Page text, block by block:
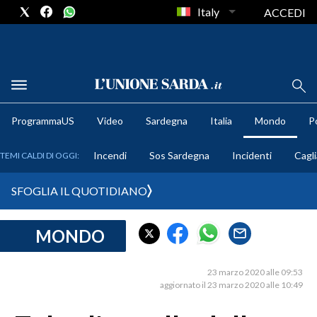
METEO
CRONACA SARDEGNA
Italy ACCEDI
ProgrammaUS Video Sardegna Italia Mondo
TEMI CALDI DI OGGI: Incendi Sos Sardegna Incidenti
SFOGLIA IL QUOTIDIANO
MONDO
23 marzo 2020 alle 09:53
aggiornato il 23 marzo 2020 alle 10:49